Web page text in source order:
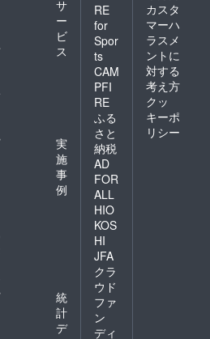
サ
ー
ビ
ス
実
施
事
例
統
計
デ
RE
for
Spor
ts
CAM
PFI
RE
ふる
さと
納税
AD
FOR
ALL
HIO
KOS
HI
JFA
クラ
ウド
ファ
ン
ディ
カスタ
マーハ
ラスメ
ントに
対する
考え方
クッ
キーポ
リシー